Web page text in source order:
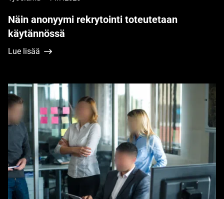
Näin anonyymi rekrytointi toteutetaan
käytännössä
Lue lisää